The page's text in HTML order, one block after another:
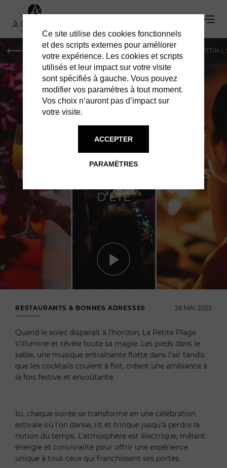
MONACO GENÈVE ST-MARTIN
LA PETITE PLAGE
LE RENDEZ-VOUS
INCONTOURNABLE DES SOIRÉES
D’ÉTÉ
RESTAURANTS & BONNES ADRESSES 26 MAI 2025
Quand le soleil disparaît à l’horizon, La Petite Plage
s’illumine et révèle toute sa magie. Les pieds dans le
sable, une musique entraînante flotte dans l’air tandis
que les cocktails coulent à flot, créant une ambiance à
la fois festive et envoûtante.
Ici, chaque soirée se transforme en une célébration
estivale où l’on danse, rit et trinque jusqu’à perdre la
notion du temps. L’atmosphère est électrique, mêlant
énergie et convivialité pour offrir une expérience
unique à tous ceux qui franchissent ses portes.
Ce site utilise des cookies fonctionnels
et des scripts externes pour améliorer
votre expérience. Les cookies et scripts
utilisés et leur impact sur votre visite
sont spécifiés à gauche. Vous pouvez
modifier vos paramètres à tout moment.
Vos choix n’auront pas d’impact sur
votre visite.
PARAMÈTRES
ACCEPTER